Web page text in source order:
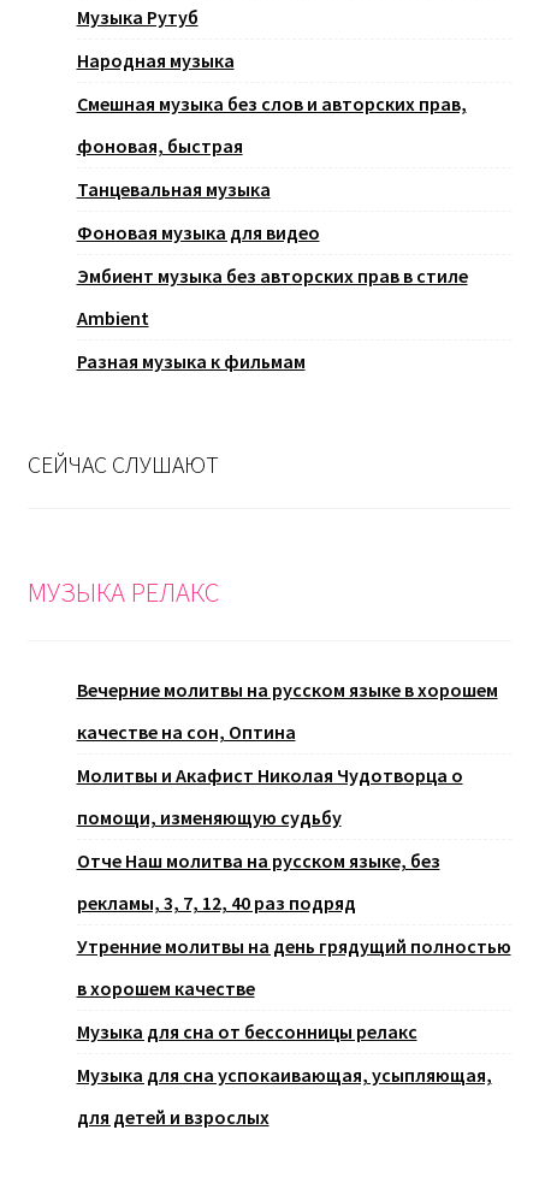
Музыка Рутуб
Народная музыка
Смешная музыка без слов и авторских прав,
фоновая, быстрая
Танцевальная музыка
Фоновая музыка для видео
Эмбиент музыка без авторских прав в стиле
Ambient
Разная музыка к фильмам
СЕЙЧАС СЛУШАЮТ
МУЗЫКА РЕЛАКС
Вечерние молитвы на русском языке в хорошем
качестве на сон, Оптина
Молитвы и Акафист Николая Чудотворца о
помощи, изменяющую судьбу
Отче Наш молитва на русском языке, без
рекламы, 3, 7, 12, 40 раз подряд
Утренние молитвы на день грядущий полностью
в хорошем качестве
Музыка для сна от бессонницы релакс
Музыка для сна успокаивающая, усыпляющая,
для детей и взрослых